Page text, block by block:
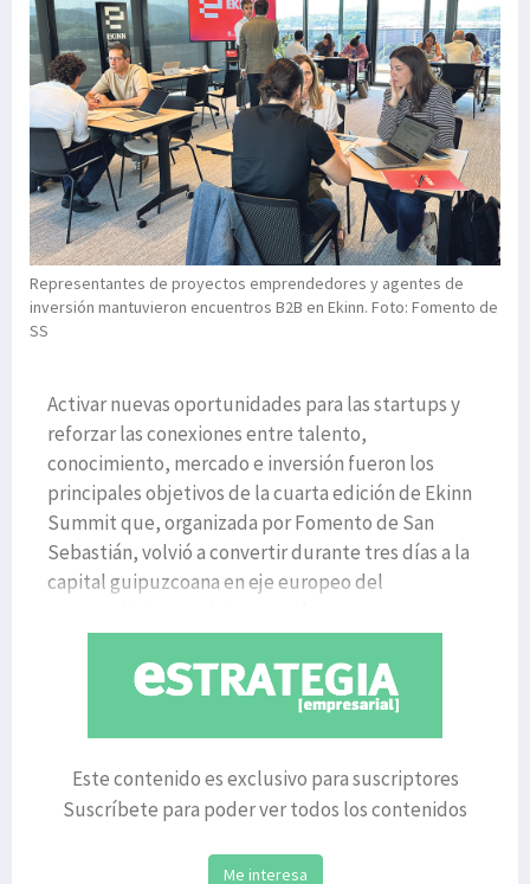
Representantes de proyectos emprendedores y agentes de
inversión mantuvieron encuentros B2B en Ekinn. Foto: Fomento de
SS
Activar nuevas oportunidades para las startups y
reforzar las conexiones entre talento,
conocimiento, mercado e inversión fueron los
principales objetivos de la cuarta edición de Ekinn
Summit que, organizada por Fomento de San
Sebastián, volvió a convertir durante tres días a la
capital guipuzcoana en eje europeo del
Este contenido es exclusivo para suscriptores
Suscríbete para poder ver todos los contenidos
Me interesa